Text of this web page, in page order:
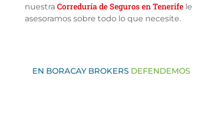
nuestra Correduría de Seguros en Tenerife le
asesoramos sobre todo lo que necesite.
EN BORACAY BROKERS DEFENDEMOS